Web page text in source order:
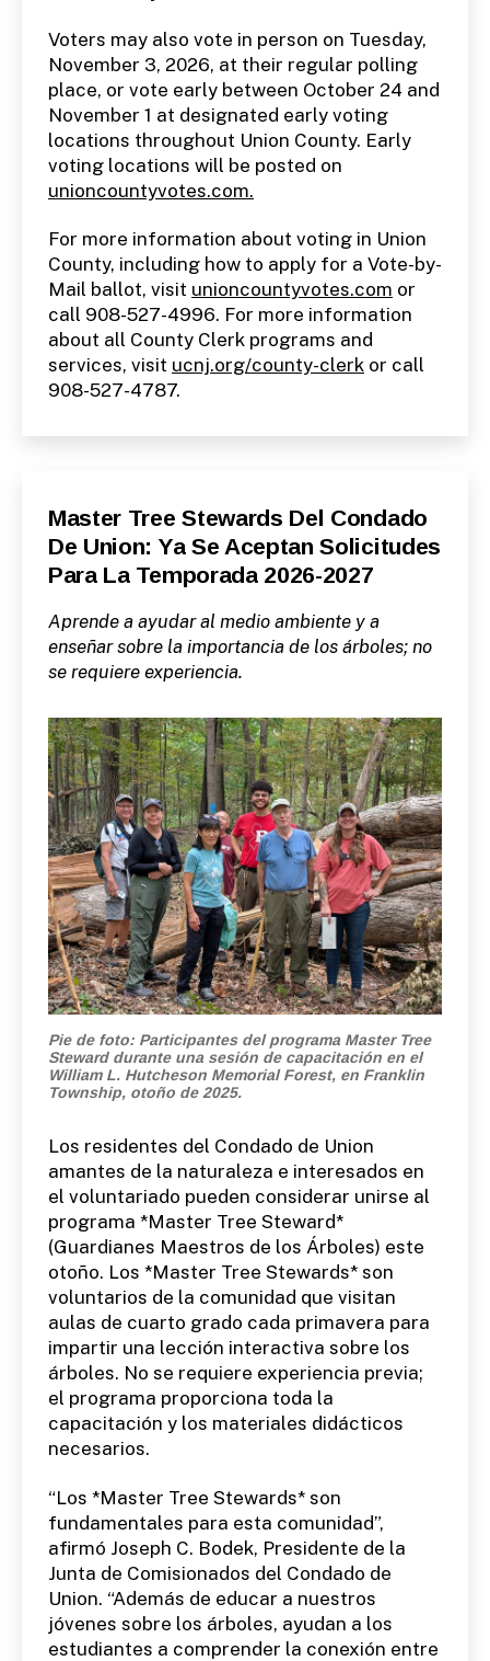
Voters may also vote in person on Tuesday,
November 3, 2026, at their regular polling
place, or vote early between October 24 and
November 1 at designated early voting
locations throughout Union County. Early
voting locations will be posted on
unioncountyvotes.com.
For more information about voting in Union
County, including how to apply for a Vote-by-
Mail ballot, visit unioncountyvotes.com or
call 908-527-4996. For more information
about all County Clerk programs and
services, visit ucnj.org/county-clerk or call
908-527-4787.
Categories
S
P
A
I
-
R
L
S
E
S
Master Tree Stewards Del Condado
De Union: Ya Se Aceptan Solicitudes
Para La Temporada 2026-2027
Aprende a ayudar al medio ambiente y a
enseñar sobre la importancia de los árboles; no
se requiere experiencia.
Pie de foto: Participantes del programa Master Tree
Steward durante una sesión de capacitación en el
William L. Hutcheson Memorial Forest, en Franklin
Township, otoño de 2025.
Los residentes del Condado de Union
amantes de la naturaleza e interesados ​​en
el voluntariado pueden considerar unirse al
programa *Master Tree Steward*
(Guardianes Maestros de los Árboles) este
otoño. Los *Master Tree Stewards* son
voluntarios de la comunidad que visitan
aulas de cuarto grado cada primavera para
impartir una lección interactiva sobre los
árboles. No se requiere experiencia previa;
el programa proporciona toda la
capacitación y los materiales didácticos
necesarios.
“Los *Master Tree Stewards* son
fundamentales para esta comunidad”,
afirmó Joseph C. Bodek, Presidente de la
Junta de Comisionados del Condado de
Union. “Además de educar a nuestros
jóvenes sobre los árboles, ayudan a los
estudiantes a comprender la conexión entre